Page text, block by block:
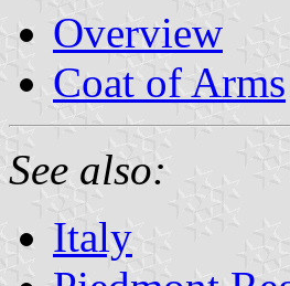
Overview
Coat of Arms
See also:
Italy